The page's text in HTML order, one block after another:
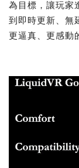
為目標，讓玩家
到即時更新、無
更逼真、更感動